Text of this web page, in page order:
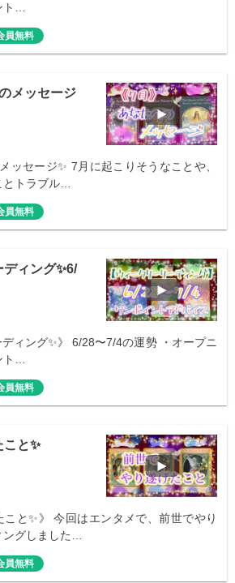
ト…
員無料
メッセージ
ッセージ✨ 7月に起こりそうなことや、
とトラブル…
員無料
ィング✨6/
ディング✨》 6/28〜7/4の運勢 ・オープニ
ト…
員無料
と✨
こと✨》 今回はエンタメで、前世でやり
ングしました…
員無料